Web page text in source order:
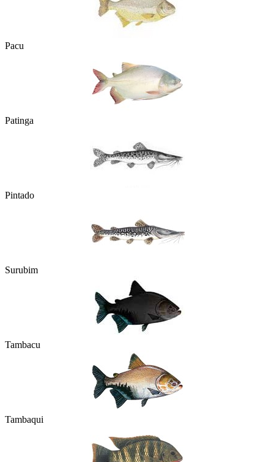
Pacu
Patinga
Pintado
Surubim
Tambacu
Tambaqui